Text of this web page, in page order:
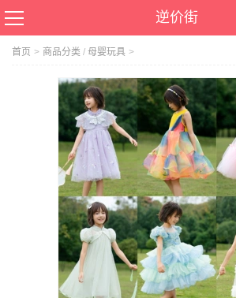
逆价街
首页 > 商品分类 / 母婴玩具 >